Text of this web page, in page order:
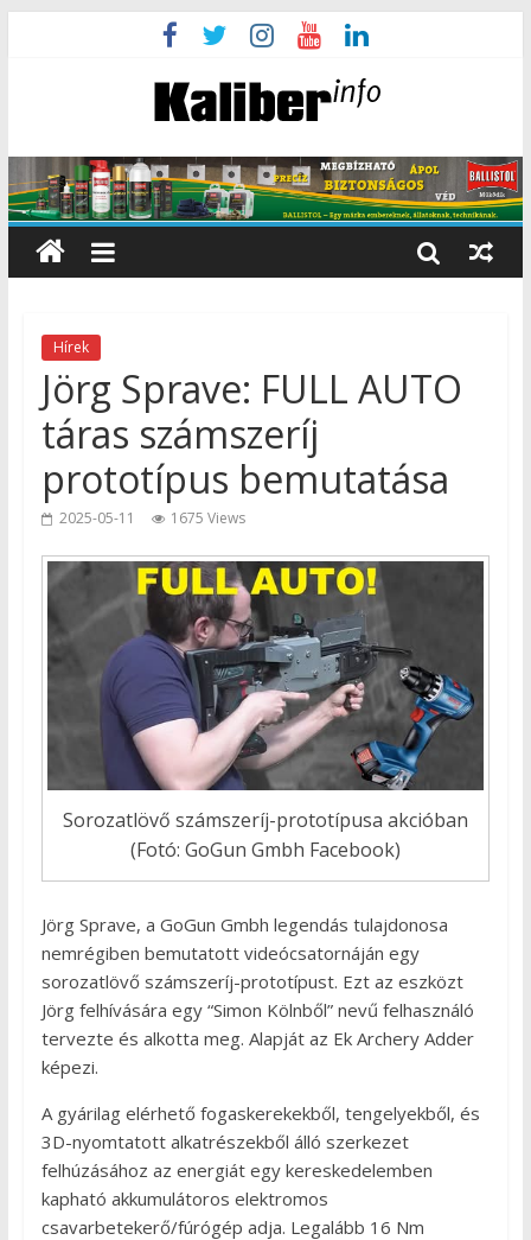
Hírek
Jörg Sprave: FULL AUTO
táras számszeríj
prototípus bemutatása
2025-05-11 1675 Views
Sorozatlövő számszeríj-prototípusa akcióban
(Fotó: GoGun Gmbh Facebook)
Jörg Sprave, a GoGun Gmbh legendás tulajdonosa
nemrégiben bemutatott videócsatornáján egy
sorozatlövő számszeríj-prototípust. Ezt az eszközt
Jörg felhívására egy “Simon Kölnből” nevű felhasználó
tervezte és alkotta meg. Alapját az Ek Archery Adder
képezi.
A gyárilag elérhető fogaskerekekből, tengelyekből, és
3D-nyomtatott alkatrészekből álló szerkezet
felhúzásához az energiát egy kereskedelemben
kapható akkumulátoros elektromos
csavarbetekerő/fúrógép adja. Legalább 16 Nm